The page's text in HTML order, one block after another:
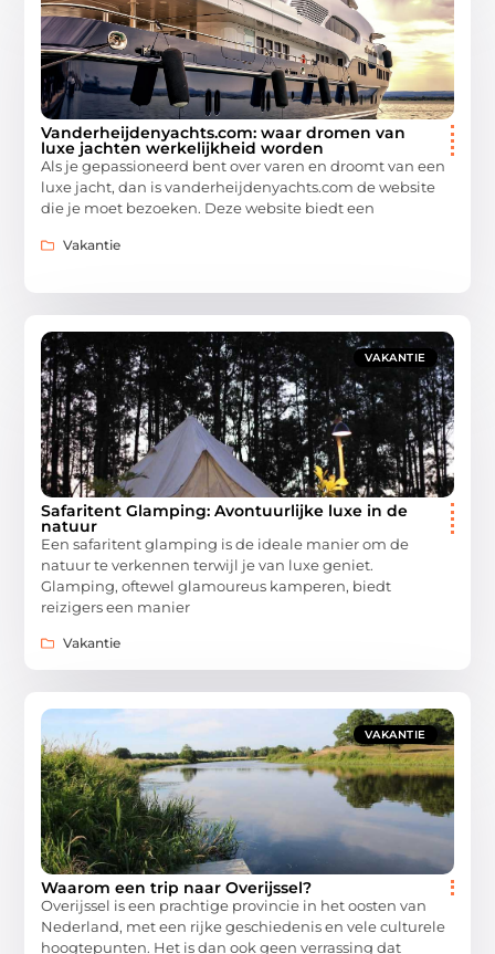
Vanderheijdenyachts.com: waar dromen van
luxe jachten werkelijkheid worden
Als je gepassioneerd bent over varen en droomt van een
luxe jacht, dan is vanderheijdenyachts.com de website
die je moet bezoeken. Deze website biedt een
Vakantie
VAKANTIE
Safaritent Glamping: Avontuurlijke luxe in de
natuur
Een safaritent glamping is de ideale manier om de
natuur te verkennen terwijl je van luxe geniet.
Glamping, oftewel glamoureus kamperen, biedt
reizigers een manier
Vakantie
VAKANTIE
Waarom een trip naar Overijssel?
Overijssel is een prachtige provincie in het oosten van
Nederland, met een rijke geschiedenis en vele culturele
hoogtepunten. Het is dan ook geen verrassing dat